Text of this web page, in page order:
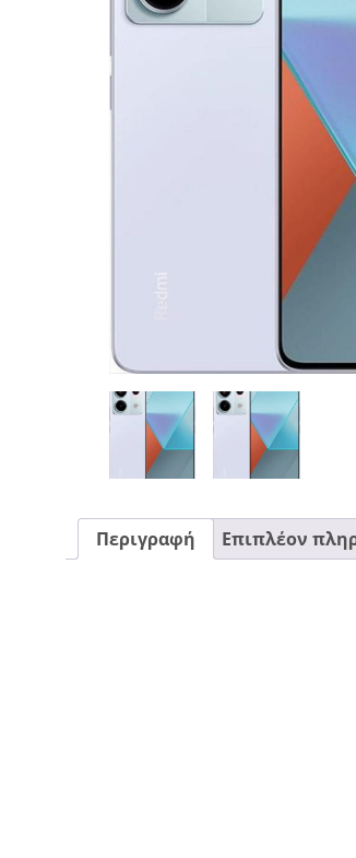
CASE FANS
LIQUID COOLERS
ΠΡΟΣΩΠΙΚΗ ΦΡΟΝΤΙΔΑ
Περιγραφή Επιπλέον